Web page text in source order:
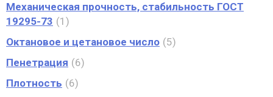
Механическая прочность, стабильность ГОСТ
19295-73
1
Октановое и цетановое число 5
Пенетрация
6
Плотность
6